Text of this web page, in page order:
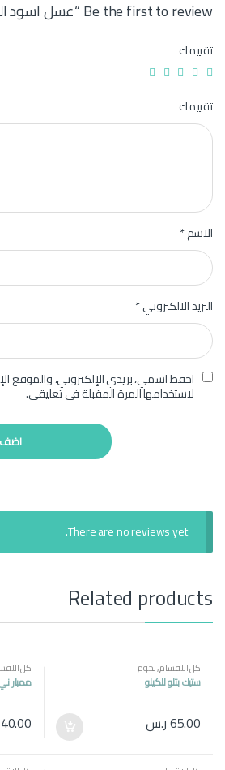
Be the first to review “عسل اسود البوادي 190جرام”
تقييمك
تقييمك
الاسم*
البريد الالكتروني*
احفظ اسمي، بريدي الإلكتروني، والموقع
لاستخدامها المرة المقبلة في تعليقي.
There are no reviews yet.
Related products
كل الاقسام,لحوم
ستيك بتلو للكيلو
65.00ر.س
كل
ممبار
40.00